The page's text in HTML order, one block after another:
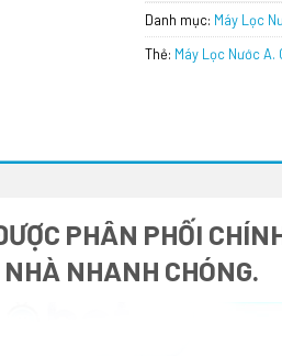
Danh mục: Máy Lọc
Thẻ: Máy Lọc Nước A.
PHÂN PHỐI
NHANH CHÓNG.